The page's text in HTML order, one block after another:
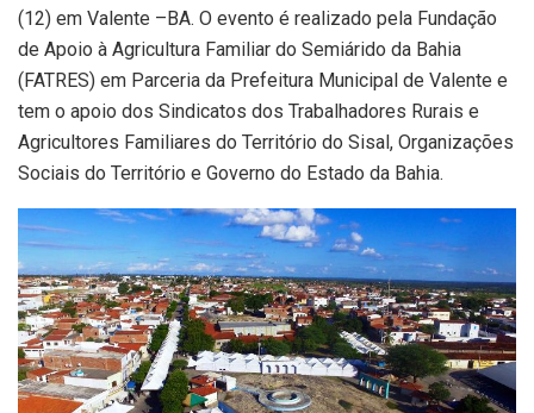
(12) em Valente –BA. O evento é realizado pela Fundação
de Apoio à Agricultura Familiar do Semiárido da Bahia
(FATRES) em Parceria da Prefeitura Municipal de Valente e
tem o apoio dos Sindicatos dos Trabalhadores Rurais e
Agricultores Familiares do Território do Sisal, Organizações
Sociais do Território e Governo do Estado da Bahia.